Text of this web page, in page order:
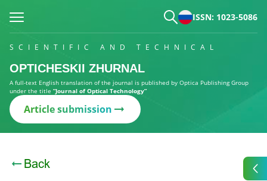
ISSN: 1023-5086
SCIENTIFIC AND TECHNICAL
OPTICHESKII ZHURNAL
A full-text English translation of the journal is published by Optica Publishing Group
under the title “Journal of Optical Technology”
Article submission
Back